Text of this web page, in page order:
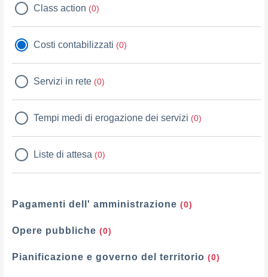
Class action (0)
Costi contabilizzati (0)
Servizi in rete (0)
Tempi medi di erogazione dei servizi (0)
Liste di attesa (0)
Pagamenti dell' amministrazione (0)
Opere pubbliche (0)
Pianificazione e governo del territorio (0)